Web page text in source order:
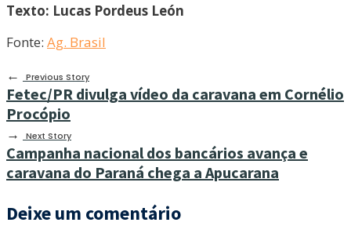
Texto: Lucas Pordeus León
Fonte: Ag. Brasil
←
Previous Story
Fetec/PR divulga vídeo da caravana em Cornélio
Procópio
→ Next Story
Campanha nacional dos bancários avança e
caravana do Paraná chega a Apucarana
Deixe um comentário